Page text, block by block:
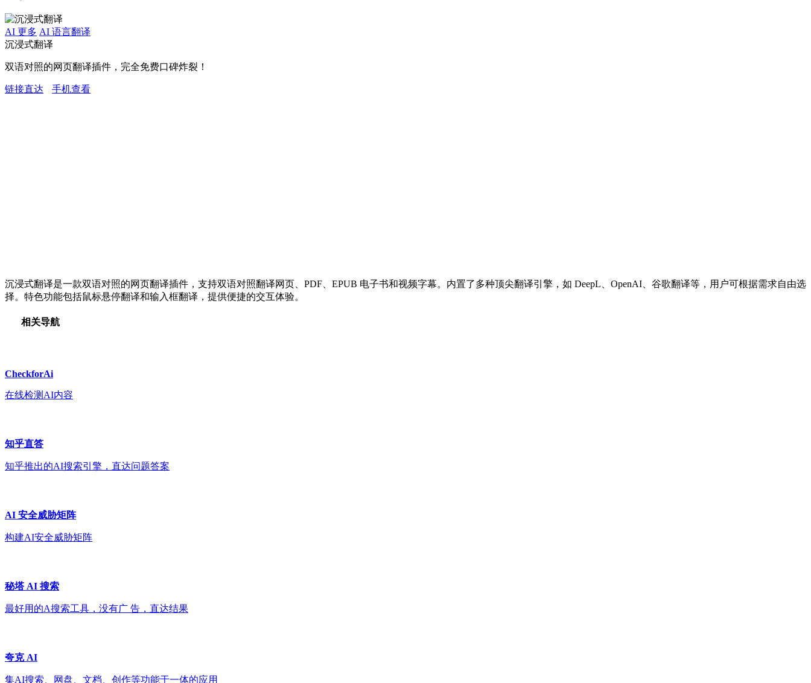
AI 更多 AI 语言翻译
沉浸式翻译
双语对照的网页翻译插件，完全免费口碑炸裂！
链接直达 手机查看
沉浸式翻译是一款双语对照的网页翻译插件，支持双语对照翻译网页、PDF、EPUB 电子书和视频字幕。内置了多种顶尖翻译引擎，如 DeepL、OpenAI、谷歌翻译等，用户可根据需求自由选
择。特色功能包括鼠标悬停翻译和输入框翻译，提供便捷的交互体验。
相关导航
CheckforAi
在线检测AI内容
知乎直答
知乎推出的AI搜索引擎，直达问题答案
AI 安全威胁矩阵
构建AI安全威胁矩阵
秘塔 AI 搜索
最好用的A搜索工具，没有广 告，直达结果
夸克 AI
集AI搜索、网盘、文档、创作等功能于一体的应用